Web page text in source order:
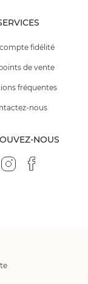
fidélité
de vente
fréquentes
nous
NOUS